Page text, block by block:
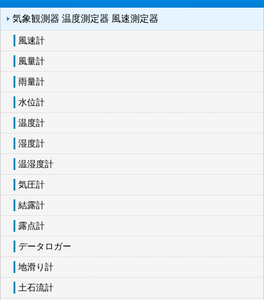
気象観測器 温度測定器 風速測定器
風速計
風量計
雨量計
水位計
温度計
湿度計
温湿度計
気圧計
結露計
露点計
データロガー
地滑り計
土石流計